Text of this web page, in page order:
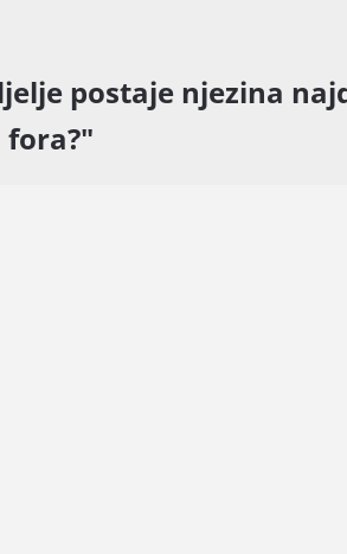
postaje njezina
fora?"